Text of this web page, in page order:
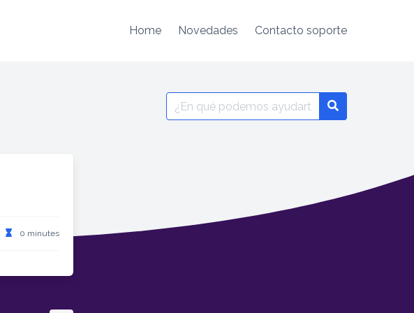
Home Novedades Contacto soporte
Search
for:
0 minutes